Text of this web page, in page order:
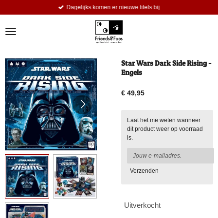
de
Dagelijks komen er nieuwe titels bij.
Star Wars Dark Side Rising -
Engels
€ 49,95
Laat het me weten wanneer
dit product weer op voorraad
is.
Verzenden
Uitverkocht